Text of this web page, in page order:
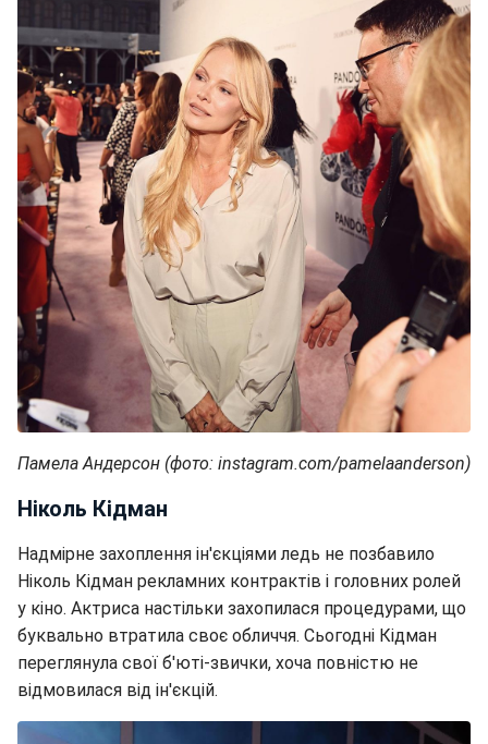
Памела Андерсон (фото: instagram.com/pamelaanderson)
Ніколь Кідман
Надмірне захоплення ін'єкціями ледь не позбавило
Ніколь Кідман рекламних контрактів і головних ролей
у кіно. Актриса настільки захопилася процедурами, що
буквально втратила своє обличчя. Сьогодні Кідман
переглянула свої б'юті-звички, хоча повністю не
відмовилася від ін'єкцій.